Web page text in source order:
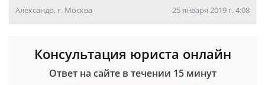
Александр, г. Москва 25 января 2019 г. 4:08
Консультация юриста онлайн
Ответ на сайте в течении 15 минут